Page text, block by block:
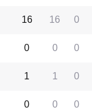
0
16
16
0
0
0
0
1
1
0
0
0